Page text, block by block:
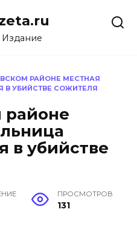
Издание
РАЙОНЕ МЕСТНАЯ
В УБИЙСТВЕ СОЖИТЕЛЯ
районе
в убийстве
ПРОСМОТРОВ
131